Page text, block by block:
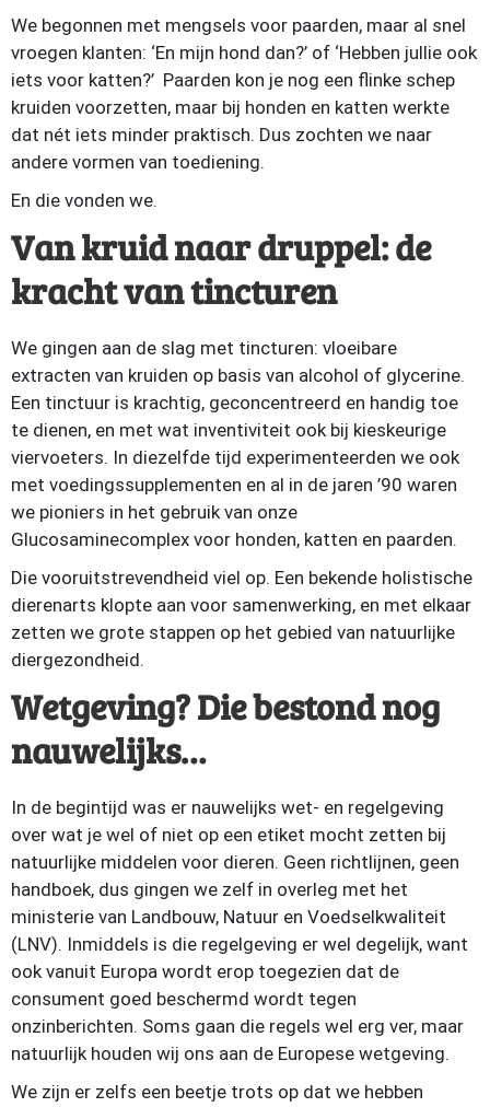
We begonnen met mengsels voor paarden, maar al snel
vroegen klanten: ‘En mijn hond dan?’ of ‘Hebben jullie ook
iets voor katten?’ Paarden kon je nog een flinke schep
kruiden voorzetten, maar bij honden en katten werkte
dat nét iets minder praktisch. Dus zochten we naar
andere vormen van toediening.
En die vonden we.
Van kruid naar druppel: de
kracht van tincturen
We gingen aan de slag met tincturen: vloeibare
extracten van kruiden op basis van alcohol of glycerine.
Een tinctuur is krachtig, geconcentreerd en handig toe
te dienen, en met wat inventiviteit ook bij kieskeurige
viervoeters. In diezelfde tijd experimenteerden we ook
met voedingssupplementen en al in de jaren ’90 waren
we pioniers in het gebruik van onze
Glucosaminecomplex voor honden, katten en paarden.
Die vooruitstrevendheid viel op. Een bekende holistische
dierenarts klopte aan voor samenwerking, en met elkaar
zetten we grote stappen op het gebied van natuurlijke
diergezondheid.
Wetgeving? Die bestond nog
nauwelijks…
In de begintijd was er nauwelijks wet- en regelgeving
over wat je wel of niet op een etiket mocht zetten bij
natuurlijke middelen voor dieren. Geen richtlijnen, geen
handboek, dus gingen we zelf in overleg met het
ministerie van Landbouw, Natuur en Voedselkwaliteit
(LNV). Inmiddels is die regelgeving er wel degelijk, want
ook vanuit Europa wordt erop toegezien dat de
consument goed beschermd wordt tegen
onzinberichten. Soms gaan die regels wel erg ver, maar
natuurlijk houden wij ons aan de Europese wetgeving.
We zijn er zelfs een beetje trots op dat we hebben